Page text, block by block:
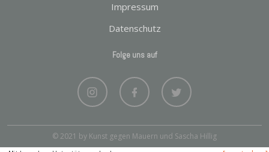
Impressum
Datenschutz
Folge uns auf
© 2021 by Kunst gegen Mauern und Sascha Hillig